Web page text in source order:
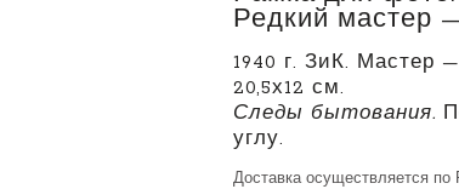
Редкий мастер
1940 г. ЗиК. Мастер
20,5х12 см.
Следы бытования.
углу.
Доставка осуществляется